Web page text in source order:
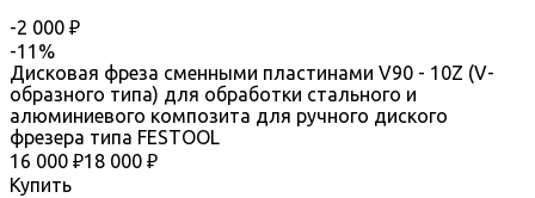
-2 000 ₽
-11%
Дисковая фреза сменными пластинами V90 - 10Z (V-
образного типа) для обработки стального и
алюминиевого композита для ручного диского
фрезера типа FESTOOL
16 000 ₽18 000 ₽
Купить